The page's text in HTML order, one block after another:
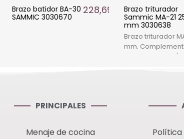
Brazo batidor BA-30
SAMMIC 3030670
228,69 €
Brazo triturador
Sammic MA-21
mm 3030638
Brazo triturador
mm.
triturador XM-21/
PRINCIPALES
Menaje de cocina